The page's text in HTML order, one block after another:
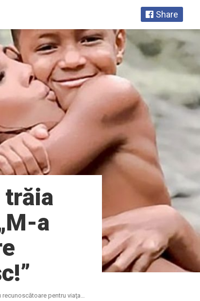
Share
trăia
a
pentru viaţa